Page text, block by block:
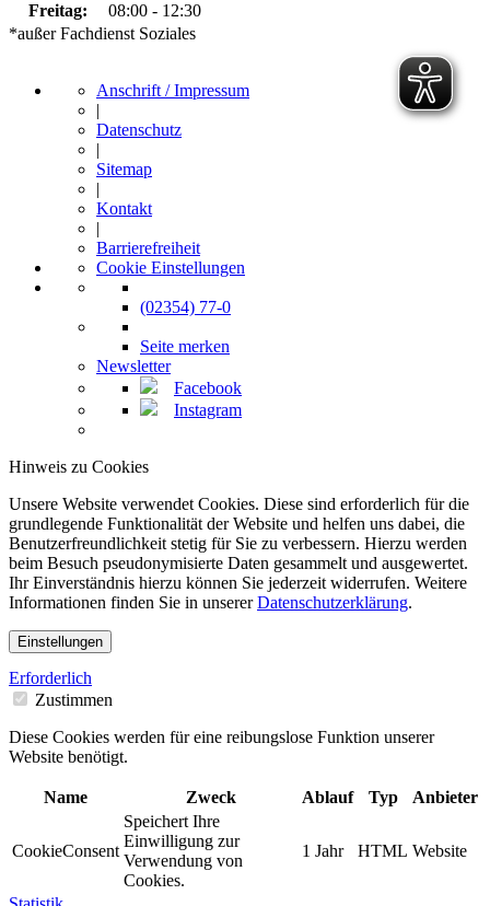
Freitag:
08:00 - 12:30
*außer Fachdienst Soziales
Anschrift / Impressum
|
Datenschutz
|
Sitemap
|
Kontakt
|
Barrierefreiheit
Cookie Einstellungen
(02354) 77-0
Seite merken
Newsletter
Facebook
Instagram
Hinweis zu Cookies
Unsere Website verwendet Cookies. Diese sind erforderlich für die
grundlegende Funktionalität der Website und helfen uns dabei, die
Benutzerfreundlichkeit stetig für Sie zu verbessern. Hierzu werden
beim Besuch pseudonymisierte Daten gesammelt und ausgewertet.
Ihr Einverständnis hierzu können Sie jederzeit widerrufen. Weitere
Informationen finden Sie in unsererDatenschutzerklärung.
Einstellungen
Erforderlich
Zustimmen
Diese Cookies werden für eine reibungslose Funktion unserer
Website benötigt.
Name Zweck Ablauf Typ Anbieter
CookieConsent
Speichert Ihre
Einwilligung zur
Verwendung von
Cookies.
1 Jahr HTML Website